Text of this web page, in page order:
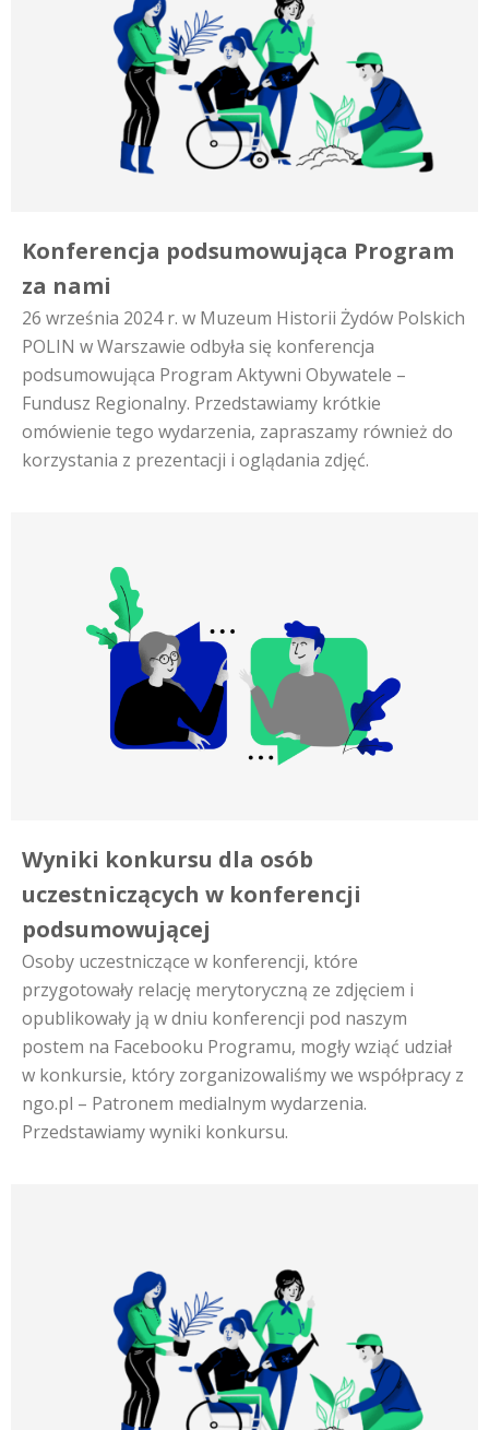
Konferencja podsumowująca Program
za nami
26 września 2024 r. w Muzeum Historii Żydów Polskich
POLIN w Warszawie odbyła się konferencja
podsumowująca Program Aktywni Obywatele –
Fundusz Regionalny. Przedstawiamy krótkie
omówienie tego wydarzenia, zapraszamy również do
korzystania z prezentacji i oglądania zdjęć.
Wyniki konkursu dla osób
uczestniczących w konferencji
podsumowującej
Osoby uczestniczące w konferencji, które
przygotowały relację merytoryczną ze zdjęciem i
opublikowały ją w dniu konferencji pod naszym
postem na Facebooku Programu, mogły wziąć udział
w konkursie, który zorganizowaliśmy we współpracy z
ngo.pl – Patronem medialnym wydarzenia.
Przedstawiamy wyniki konkursu.